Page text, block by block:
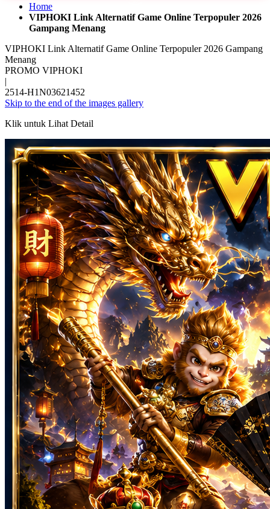
Home
VIPHOKI Link Alternatif Game Online Terpopuler 2026
Gampang Menang
VIPHOKI Link Alternatif Game Online Terpopuler 2026 Gampang
Menang
PROMO VIPHOKI
|
2514-H1N03621452
Skip to the end of the images gallery
Klik untuk Lihat Detail